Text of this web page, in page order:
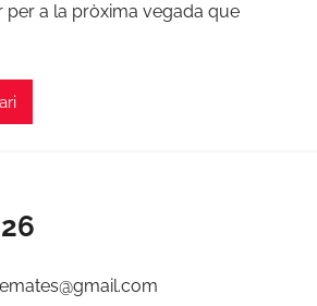
per a la pròxima vegada que